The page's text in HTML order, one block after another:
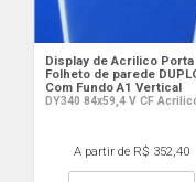
Display de Acrilico Porta
Folheto de parede
Com Fundo A1 Vertical
DY340 84x59,4 V CF
A partir de R$ 352,40